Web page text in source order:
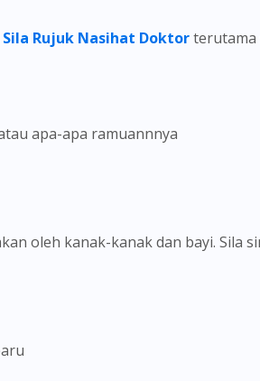
Sila Rujuk Nasihat Doktorterutama
apa-apa ramuannnya
oleh kanak-kanak dan bayi. Sila